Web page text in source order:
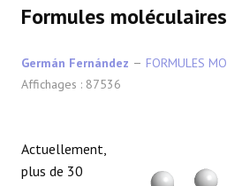
ORGANIQUE AVANCÉ
LA SYNTHÈSE
Formules moléculaires
Germán Fernández
FORMULES
Affichages : 87536
Actuellement,
plus de 30